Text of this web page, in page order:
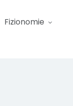
Fizionomie